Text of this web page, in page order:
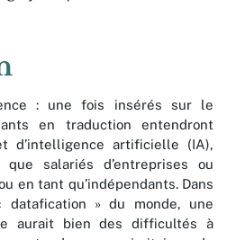
: une fois insérés sur le
en traduction entendront
d’intelligence artificielle (IA),
salariés d’entreprises ou
en tant qu’indépendants. Dans
» du monde, une
aurait bien des difficultés à